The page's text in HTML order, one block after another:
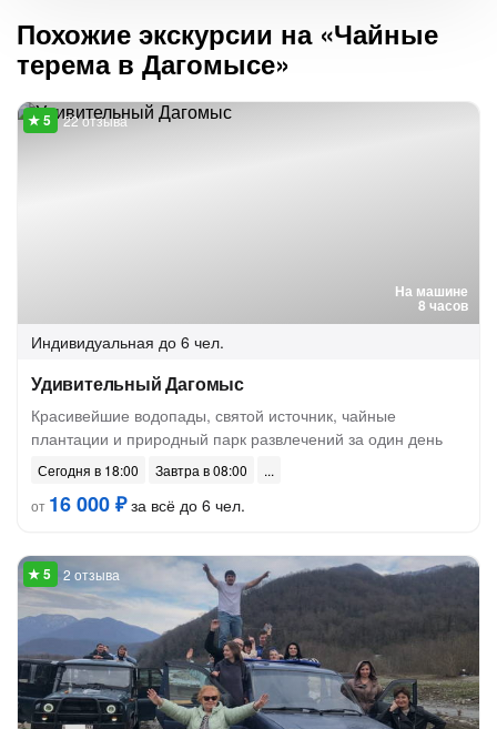
Похожие экскурсии на «Чайные
терема в Дагомысе»
На машине
8 часов
22 отзыва
Индивидуальная до 6 чел.
Удивительный Дагомыс
Красивейшие водопады, святой источник, чайные
плантации и природный парк развлечений за один день
Сегодня в 18:00
Завтра в 08:00
от 16 000 ₽за всё до 6 чел.
2 отзыва